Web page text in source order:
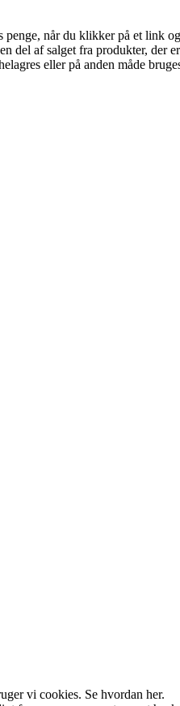
når du klikker på et link
del af salget fra produkter, der
eller på anden måde
vi cookies. Se hvordan her.